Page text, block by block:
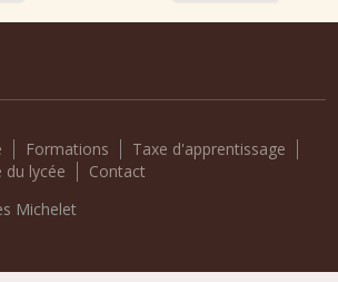
Formations
Taxe d'apprentissage
du lycée
Contact
Michelet